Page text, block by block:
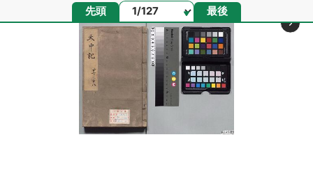
先頭 ページ 最後